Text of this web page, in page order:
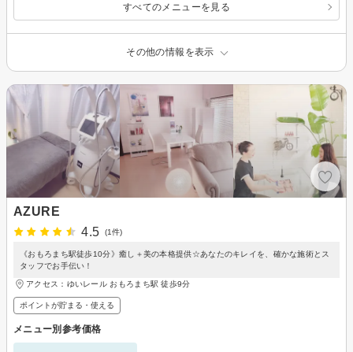
すべてのメニューを見る
その他の情報を表示
AZURE
4.5
(1件)
《おもろまち駅徒歩10分》癒し＋美の本格提供☆あなたのキレイを、確かな施術とス
タッフでお手伝い！
アクセス：ゆいレール おもろまち駅 徒歩9分
ポイントが貯まる・使える
メニュー別参考価格